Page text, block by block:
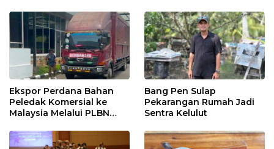
Ekspor Perdana Bahan
Peledak Komersial ke
Malaysia Melalui PLBN
Bang Pen Sulap
Pekarangan Rumah Jadi
Sentra Kelulut